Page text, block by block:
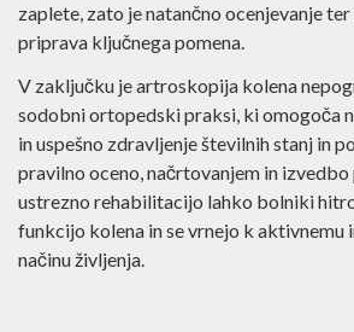
zaplete, zato je natančno ocenjevanje
priprava ključnega pomena.
V zaključku je artroskopija kolena
sodobni ortopedski praksi, ki omogoča
in uspešno zdravljenje številnih stanj in
pravilno oceno, načrtovanjem in
ustrezno rehabilitacijo lahko bolniki
funkcijo kolena in se vrnejo k aktivnemu
načinu življenja.